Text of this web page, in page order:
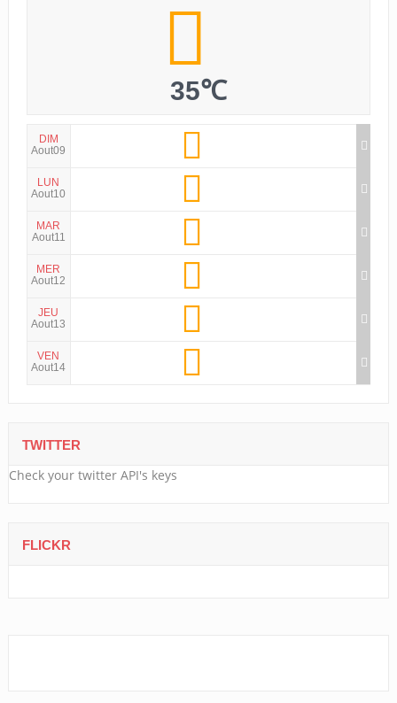
35℃
DIM
Aout09
LUN
Aout10
MAR
Aout11
MER
Aout12
JEU
Aout13
VEN
Aout14
TWITTER
Check your twitter API's keys
FLICKR